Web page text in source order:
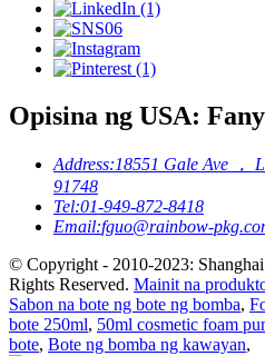
Opisina ng USA:
Address:18551 Gale Ave ，
91748
Tel:01-949-872-8418
Email:fguo@rainbow-
© Copyright - 2010-2023:
Rights Reserved. Mainit na
Sabon na bote ng bote ng bomba,
bote 250ml, 50ml cosmetic foam
bote, Bote ng bomba ng kawayan,